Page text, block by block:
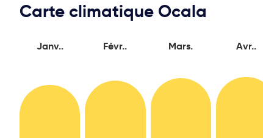
Carte climatique Ocala
Janv.. Févr.. Mars. Avr..